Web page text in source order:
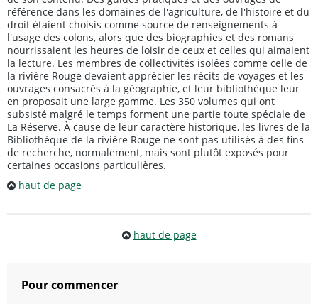
référence dans les domaines de l'agriculture, de l'histoire et du
droit étaient choisis comme source de renseignements à
l'usage des colons, alors que des biographies et des romans
nourrissaient les heures de loisir de ceux et celles qui aimaient
la lecture. Les membres de collectivités isolées comme celle de
la rivière Rouge devaient apprécier les récits de voyages et les
ouvrages consacrés à la géographie, et leur bibliothèque leur
en proposait une large gamme. Les 350 volumes qui ont
subsisté malgré le temps forment une partie toute spéciale de
La Réserve. À cause de leur caractère historique, les livres de la
Bibliothèque de la rivière Rouge ne sont pas utilisés à des fins
de recherche, normalement, mais sont plutôt exposés pour
certaines occasions particulières.
haut de page
haut de page
Pour commencer